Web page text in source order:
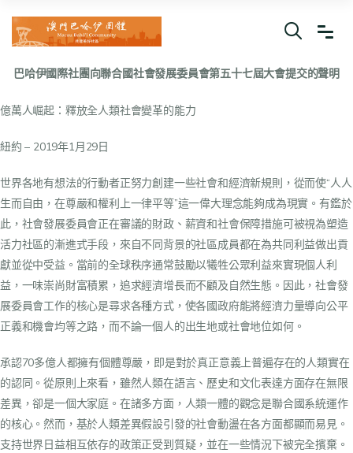
巴哈伊國際社團向聯合國社會發展委員會第五十七屆大會提交的聲明
億萬人崛起：釋放全人類社會變革的能力
紐約 – 2019年1月29日
世界各地有想法的行動者正努力創建一些社會和經濟新規則，從而使“人人
生而自由，在尊嚴和權利上一律平等”這一偉大理念能夠成為現實。有鑑於
此，社會發展委員會正在審議的財政、薪資和社會保障措施可被視為塑造
活力社區的漸進式手段，來自不同背景的社區成員都在為共同利益做出貢
獻並從中受益。當前的全球秩序通常鼓勵以犧牲公眾利益來實現個人利
益，一味崇尚財富積累，追求經濟增長而不顧及自然生態。因此，社會發
展委員會工作的核心是尋求各種方式，使各國政府能將經濟力量導向公平
正義和機會均等之路，而不論一個人的出生地或社會地位如何。
承認70多億人都擁有個體尊嚴，即是對於真正意義上普遍存在的人類實在
的認同。從原則上來看，雖然人類在語言、歷史和文化表達方面存在無限
差異，卻是一個大家庭。在諸多方面，人類一體的觀念是聯合國系統運作
的核心。然而，基於人類差異假設引發的社會動盪在各方面都顯而易見。
支持世界日益相互依存的政策正受到質疑，並在一些情況下被完全擯棄。